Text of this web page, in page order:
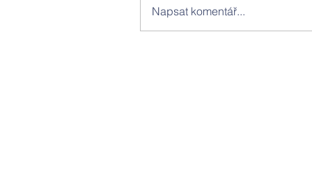
Napsat komentář...